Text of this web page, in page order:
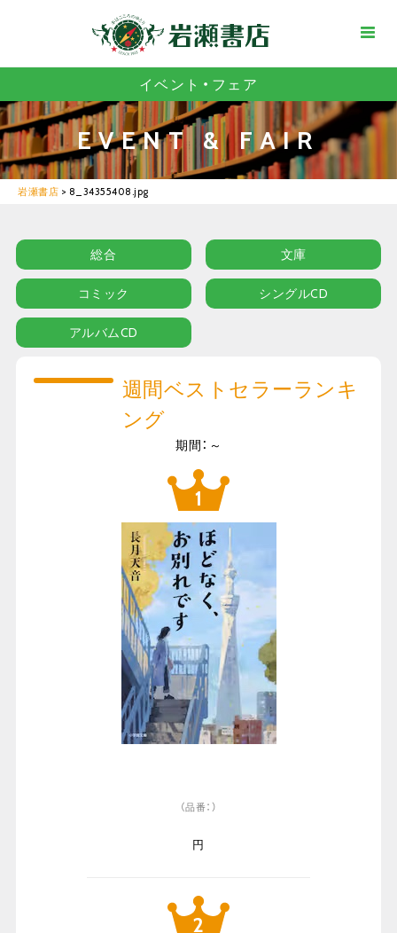
イベント・フェア
EVENT & FAIR
岩瀬書店 > 8_34355408.jpg
総合 文庫
コミック シングルCD
アルバムCD
週間ベストセラーランキ
ング
期間：～
（品番：）
円